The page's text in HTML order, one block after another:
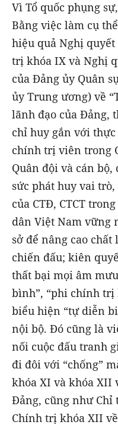
Vì Tổ quốc phụng
Bằng việc làm cụ
hiệu quả Nghị quyết
trị khóa IX và Nghị
của Đảng ủy Quân
ủy Trung ương) về
lãnh đạo của Đảng,
chỉ huy gắn với
chính trị viên trong
Quân đội và cán
sức phát huy vai
của CTĐ, CTCT
dân Việt Nam vững
sở để nâng cao
chiến đấu; kiên
thất bại mọi âm
bình”, “phi chính trị
biểu hiện “tự diễn
nội bộ. Đó cũng là
nối cuộc đấu tranh
đi đôi với “chống”
khóa XI và khóa XII
Đảng, cũng như Chỉ
Chính trị khóa XII